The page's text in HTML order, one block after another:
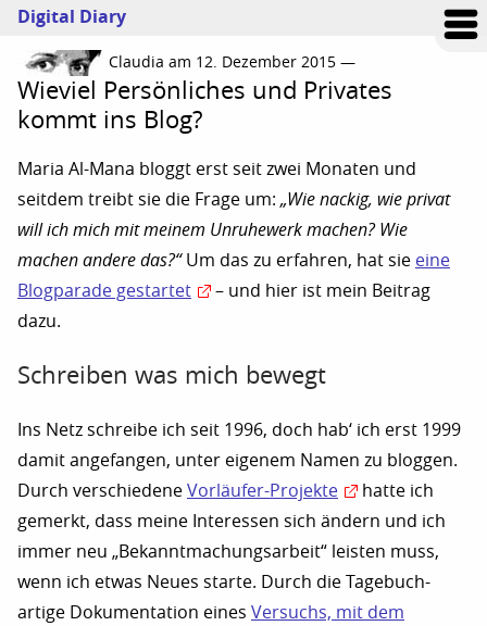
Digital Diary
Claudia am 12. Dezember 2015 —
Wieviel Persönliches und Privates
kommt ins Blog?
Maria Al-Mana bloggt erst seit zwei Monaten und
seitdem treibt sie die Frage um: „Wie nackig, wie privat
will ich mich mit meinem Unruhewerk machen? Wie
machen andere das?“Um das zu erfahren, hat sie eine
Blogparade gestartet
– und hier ist mein Beitrag
dazu.
Schreiben was mich bewegt
Ins Netz schreibe ich seit 1996, doch hab‘ ich erst 1999
damit angefangen, unter eigenem Namen zu bloggen.
Durch verschiedene Vorläufer-Projekte
hatte ich
gemerkt, dass meine Interessen sich ändern und ich
immer neu „Bekanntmachungsarbeit“ leisten muss,
wenn ich etwas Neues starte. Durch die Tagebuch-
artige Dokumentation eines Versuchs, mit dem